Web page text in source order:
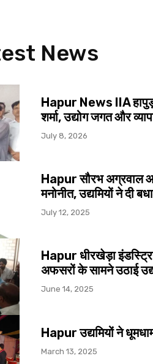
News
Hapur News IIA हापुड़
शर्मा, उद्योग जगत और
July 8, 2026
Hapur सौरभ अग्रवाल
मनोनीत, उद्यमियों ने दी
July 12, 2025
Hapur धीरखेड़ा
अफसरों के सामने उठाई
June 14, 2025
Hapur उद्यमियों ने
March 13, 2025